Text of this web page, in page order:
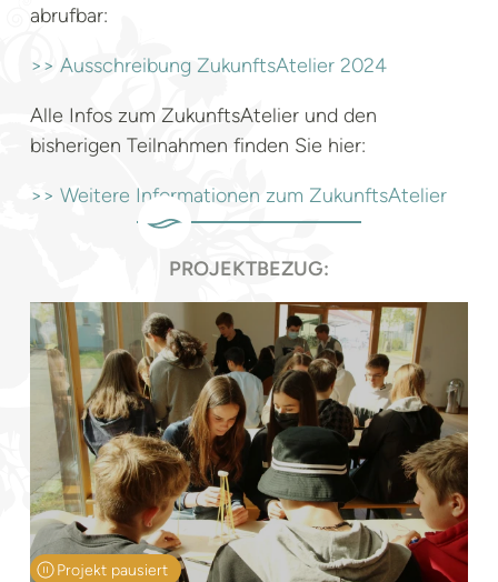
abrufbar:
>> Ausschreibung ZukunftsAtelier 2024
Alle Infos zum ZukunftsAtelier und den
bisherigen Teilnahmen finden Sie hier:
>> Weitere Informationen zum ZukunftsAtelier
PROJEKTBEZUG:
Projekt pausiert